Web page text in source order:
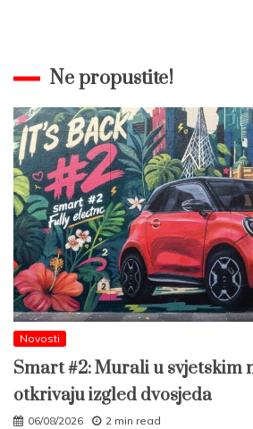
Ne propustite!
Novosti
Smart #2: Murali u svjetskim
otkrivaju izgled dvosjeda
06/08/2026 2 min read